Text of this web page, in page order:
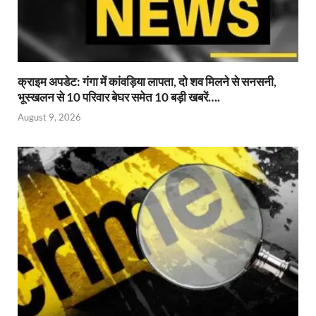
क्राइम अपडेट: गंगा में कांवड़िया लापता, दो शव मिलने से सनसनी,
भूस्खलन से 10 परिवार बेघर समेत 10 बड़ी खबरें….
August 9, 2026